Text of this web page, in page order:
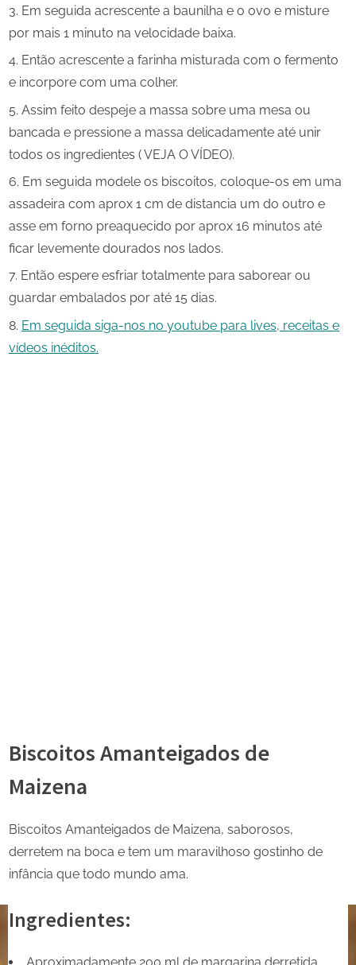
Em seguida acrescente a baunilha e o ovo e misture
por mais 1 minuto na velocidade baixa.
Então acrescente a farinha misturada com o fermento
e incorpore com uma colher.
Assim feito despeje a massa sobre uma mesa ou
bancada e pressione a massa delicadamente até unir
todos os ingredientes ( VEJA O VÍDEO).
Em seguida modele os biscoitos, coloque-os em uma
assadeira com aprox 1 cm de distancia um do outro e
asse em forno preaquecido por aprox 16 minutos até
ficar levemente dourados nos lados.
Então espere esfriar totalmente para saborear ou
guardar embalados por até 15 dias.
Em seguida siga-nos no youtube para lives, receitas e
vídeos inéditos.
Biscoitos Amanteigados de
Maizena
Biscoitos Amanteigados de Maizena, saborosos,
derretem na boca e tem um maravilhoso gostinho de
infância que todo mundo ama.
Ingredientes: